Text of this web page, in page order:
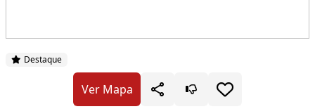
Destaque
Ver Mapa